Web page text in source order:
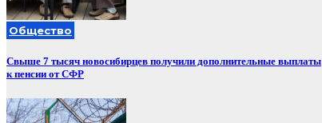
Общество
Свыше 7 тысяч новосибирцев получили дополнительные выплаты
к пенсии от СФР